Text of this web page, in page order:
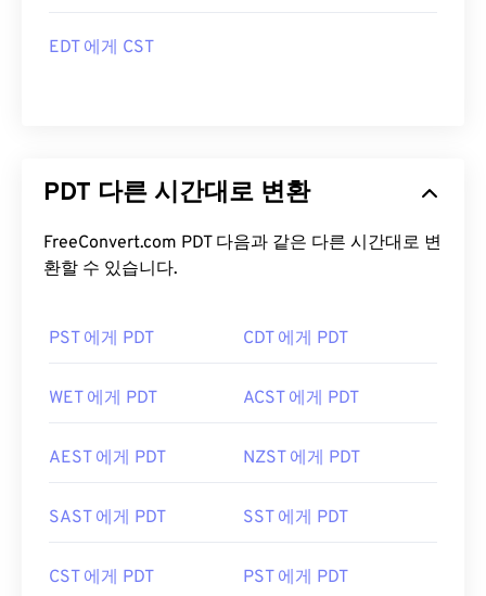
EDT 에게 CST
PDT 다른 시간대로 변환
FreeConvert.com PDT 다음과 같은 다른 시간대로 변
환할 수 있습니다.
PST 에게 PDT CDT 에게 PDT
WET 에게 PDT ACST 에게 PDT
AEST 에게 PDT NZST 에게 PDT
SAST 에게 PDT SST 에게 PDT
CST 에게 PDT PST 에게 PDT